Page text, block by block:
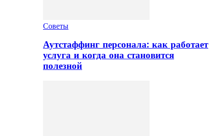
Советы
Аутстаффинг персонала: как работает
услуга и когда она становится
полезной